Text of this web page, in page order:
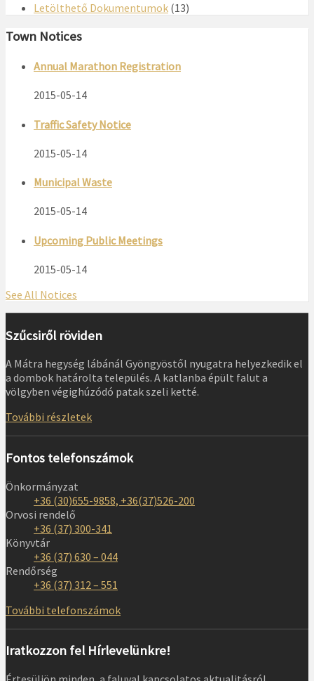
Letölthető Dokumentumok (13)
Town Notices
Annual Marathon Registration
2015-05-14
Traffic Safety Notice
2015-05-14
Municipal Waste
2015-05-14
Upcoming Public Meetings
2015-05-14
See All Notices
Szűcsiről röviden
A Mátra hegység lábánál Gyöngyöstől nyugatra helyezkedik el
a dombok határolta település. A katlanba épült falut a
völgyben végighúzódó patak szeli ketté.
További részletek
Fontos telefonszámok
Önkormányzat
+36 (30)655-9858, +36(37)526-200
Orvosi rendelő
+36 (37) 300-341
Könyvtár
+36 (37) 630 – 044
Rendőrség
+36 (37) 312 – 551
További telefonszámok
Iratkozzon fel Hírlevelünkre!